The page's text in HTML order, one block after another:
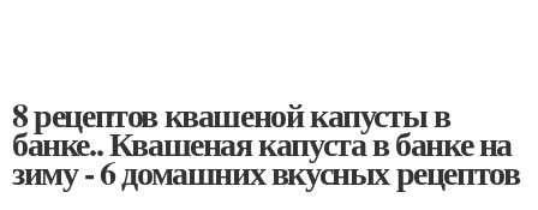
8 рецептов квашеной капусты в
банке.. Квашеная капуста в банке на
зиму - 6 домашних вкусных рецептов